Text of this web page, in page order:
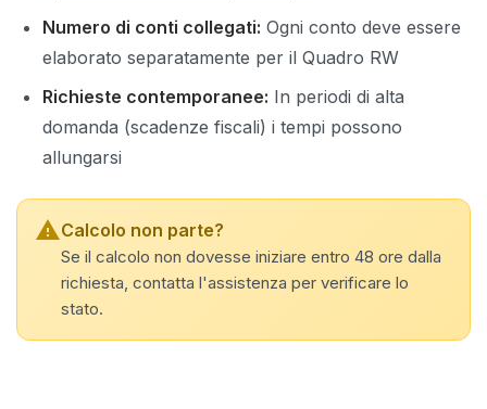
Numero di conti collegati: Ogni conto deve essere
elaborato separatamente per il Quadro RW
Richieste contemporanee: In periodi di alta
domanda (scadenze fiscali) i tempi possono
allungarsi
warningCalcolo non parte?
Se il calcolo non dovesse iniziare entro 48 ore dalla
richiesta, contatta l'assistenza per verificare lo
stato.